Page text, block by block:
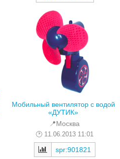
Мобильный вентилятор с водой
«ДУТИК»
📍Москва
11.06.2013 11:01
spr:901821